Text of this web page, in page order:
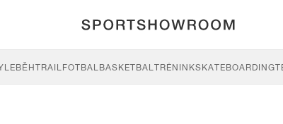
BĚHTRAILFOTBALBASKETBALTRÉNINKSKATEBOARDING